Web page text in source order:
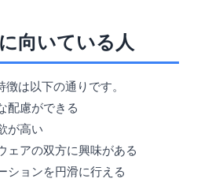
向いている人
は以下の通りです。
配慮ができる
が高い
ェアの双方に興味がある
ションを円滑に行える